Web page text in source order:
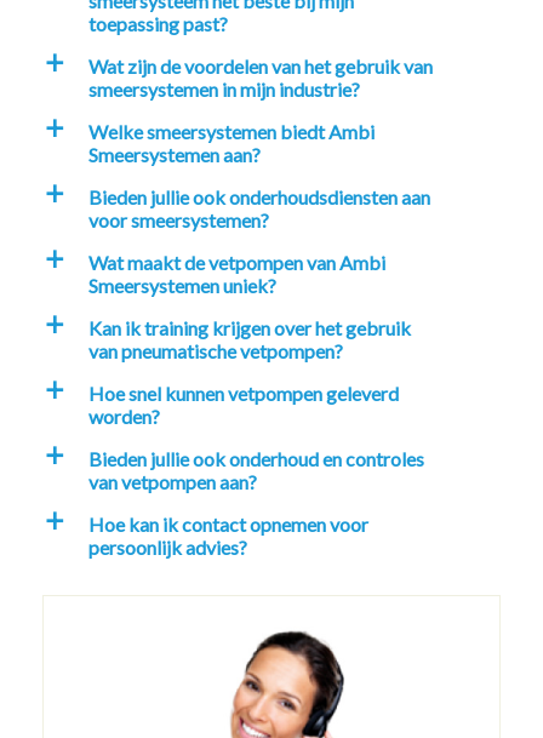
toepassing past?
a
Wat zijn de voordelen van het gebruik van
smeersystemen in mijn industrie?
a
Welke smeersystemen biedt Ambi
Smeersystemen aan?
a
Bieden jullie ook onderhoudsdiensten aan
voor smeersystemen?
a
Wat maakt de vetpompen van Ambi
Smeersystemen uniek?
a
Kan ik training krijgen over het gebruik
van pneumatische vetpompen?
a
Hoe snel kunnen vetpompen geleverd
worden?
a
Bieden jullie ook onderhoud en controles
van vetpompen aan?
a
Hoe kan ik contact opnemen voor
persoonlijk advies?